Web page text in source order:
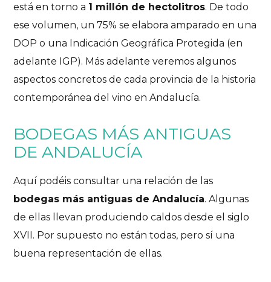
está en torno a 1 millón de hectolitros. De todo
ese volumen, un 75% se elabora amparado en una
DOP o una Indicación Geográfica Protegida (en
adelante IGP). Más adelante veremos algunos
aspectos concretos de cada provincia de la historia
contemporánea del vino en Andalucía.
BODEGAS MÁS ANTIGUAS
DE ANDALUCÍA
Aquí podéis consultar una relación de las
bodegas más antiguas de Andalucía. Algunas
de ellas llevan produciendo caldos desde el siglo
XVII. Por supuesto no están todas, pero sí una
buena representación de ellas.